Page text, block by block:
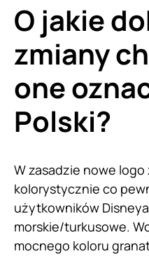
O jakie
zmiany
one
Polski?
W zasadzie nowe logo
kolorystycznie co
użytkowników
morskie/turkusowe.
mocnego koloru